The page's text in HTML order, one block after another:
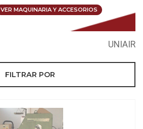
VER MAQUINARIA Y ACCESORIOS
UNIAIR
FILTRAR POR